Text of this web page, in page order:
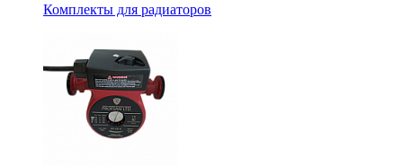
Комплекты для радиаторов